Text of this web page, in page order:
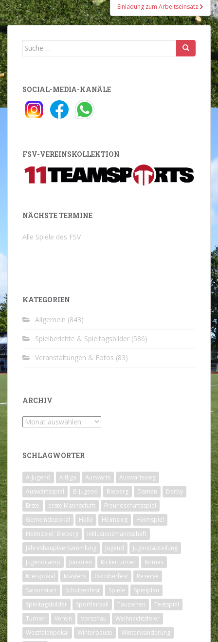
Einladung zum Arbeitseinsatz
Suche
SOCIAL-MEDIA-KANÄLE
FSV-VEREINSKOLLEKTION
NÄCHSTE TERMINE
Alle Spiele des FSV
KATEGORIEN
Allgemein (843)
Spielberichte & Spieltagsbilder (586)
Veranstaltungen & Fotos (83)
ARCHIV
Archiv
SCHLAGWÖRTER
A-Jugend Altliga Auswärts
Auswärtssieg
Auswärtsspiel
B-Jugend Bieberg Damen
Derby
Erste
erste Mannschaft
Freundschaftsspiel
Gemeindepokal
Halle Heimsieg
Heimspiel
Heimspiel; Bieberg
Inklusionsmannschaft
Jahreshauptversammlung
Jugend
Jugendabteilung
Jugendcamp
Junioren Kickerturnier
Kirmes
Kreispokal
Masters Oktoberfest
Reserve
Saisonstart
Schützenfest Spiele
Spielplan
Spieltagsbilder
Sportlerball Tauziehen
Testspiel
Turnier
Verein Vorschau
Weihnachtsfeier
Westfalenpokal
Winterpause
Winterwanderung